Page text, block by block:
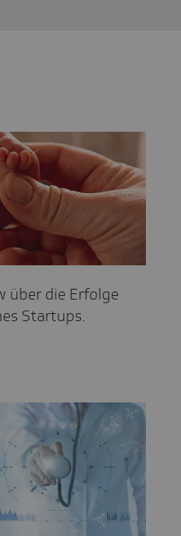
über die Erfolge
Startups.